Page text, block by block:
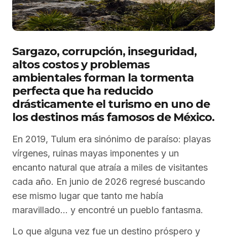
Sargazo, corrupción, inseguridad,
altos costos y problemas
ambientales forman la tormenta
perfecta que ha reducido
drásticamente el turismo en uno de
los destinos más famosos de México.
En 2019, Tulum era sinónimo de paraíso: playas
vírgenes, ruinas mayas imponentes y un
encanto natural que atraía a miles de visitantes
cada año. En junio de 2026 regresé buscando
ese mismo lugar que tanto me había
maravillado… y encontré un pueblo fantasma.
Lo que alguna vez fue un destino próspero y